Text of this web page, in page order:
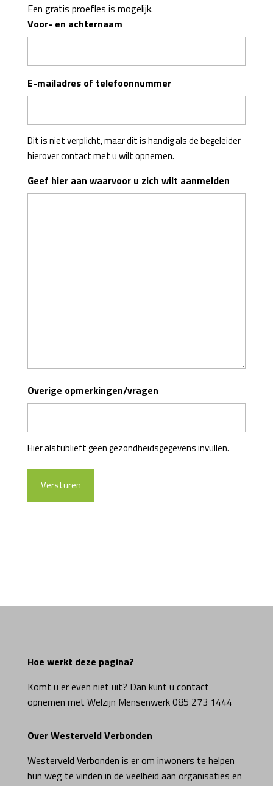
Een gratis proefles is mogelijk.
Voor- en achternaam
E-mailadres of telefoonnummer
Dit is niet verplicht, maar dit is handig als de begeleider
hierover contact met u wilt opnemen.
Geef hier aan waarvoor u zich wilt aanmelden
Overige opmerkingen/vragen
Hier alstublieft geen gezondheidsgegevens invullen.
Hoe werkt deze pagina?
Komt u er even niet uit? Dan kunt u contact
opnemen met Welzijn Mensenwerk 085 273 1444
Over Westerveld Verbonden
Westerveld Verbonden is er om inwoners te helpen
hun weg te vinden in de veelheid aan organisaties en